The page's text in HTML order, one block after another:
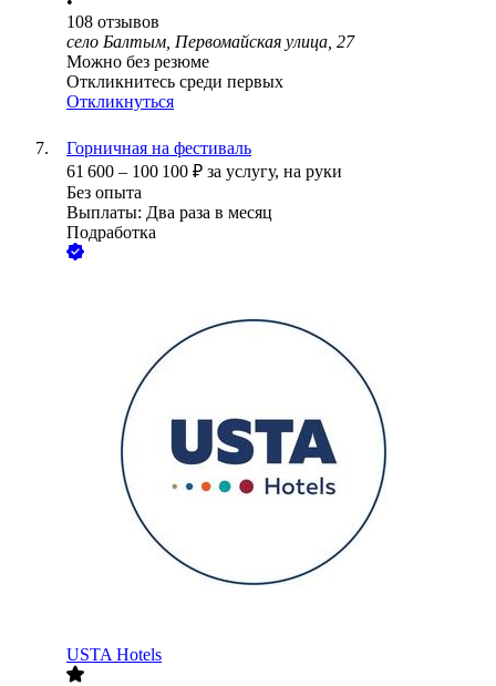
108 отзывов
село Балтым, Первомайская улица, 27
Можно без резюме
Откликнитесь среди первых
Откликнуться
Горничная на фестиваль
61 600 – 100 100 ₽ за услугу, на руки
Без опыта
Выплаты: Два раза в месяц
Подработка
USTA Hotels